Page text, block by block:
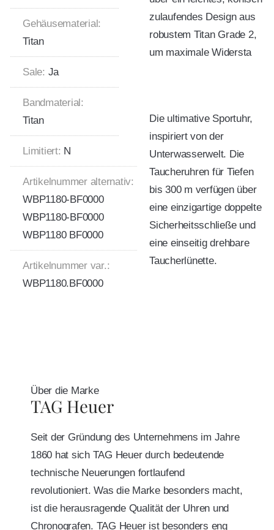
Gehäusematerial:
Titan
Sale: Ja
Bandmaterial:
Titan
Limitiert: N
Artikelnummer alternativ:
WBP1180-BF0000
WBP1180-BF0000
WBP1180 BF0000
Artikelnummer var.:
WBP1180.BF0000
zulaufendes Design aus
robustem Titan Grade 2,
um maximale Widersta
Die ultimative Sportuhr,
inspiriert von der
Unterwasserwelt. Die
Taucheruhren für Tiefen
bis 300 m verfügen über
eine einzigartige doppelte
Sicherheitsschließe und
eine einseitig drehbare
Taucherlünette.
Über die Marke
TAG Heuer
Seit der Gründung des Unternehmens im Jahre
1860 hat sich TAG Heuer durch bedeutende
technische Neuerungen fortlaufend
revolutioniert. Was die Marke besonders macht,
ist die herausragende Qualität der Uhren und
Chronografen. TAG Heuer ist besonders eng